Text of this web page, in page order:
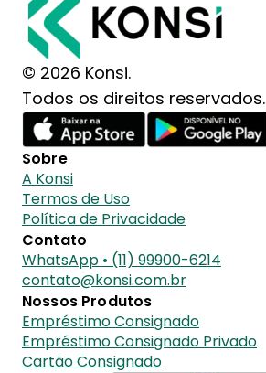
© 2026 Konsi.
Todos os direitos reservados.
Sobre
A Konsi
Termos de Uso
Política de Privacidade
Contato
WhatsApp • (11) 99900-6214
contato@konsi.com.br
Nossos Produtos
Empréstimo Consignado
Empréstimo Consignado Privado
Cartão Consignado